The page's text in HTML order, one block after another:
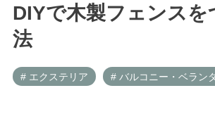
DIYで木製フェンスを
法
# エクステリア # バルコニー・ベラン